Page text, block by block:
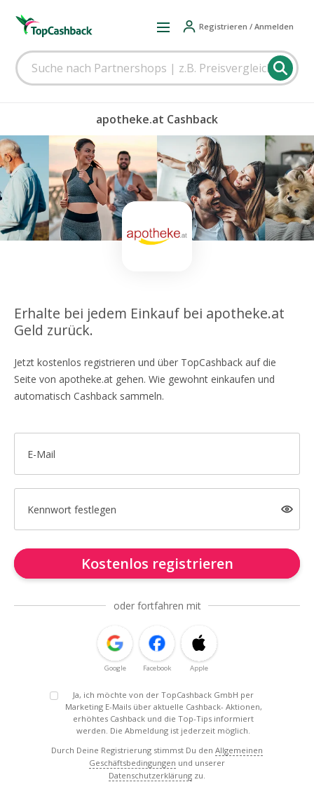
Registrieren / Anmelden
apotheke.at Cashback
Erhalte bei jedem Einkauf bei apotheke.at
Geld zurück.
Jetzt kostenlos registrieren und über TopCashback auf die
Seite von apotheke.at gehen. Wie gewohnt einkaufen und
automatisch Cashback sammeln.
E-Mail
Kennwort festlegen
Kostenlos registrieren
oder fortfahren mit
Google Facebook Apple
Ja, ich möchte von der TopCashback GmbH per
Marketing E-Mails über aktuelle Cashback- Aktionen,
erhöhtes Cashback und die Top-Tips informiert
werden. Die Abmeldung ist jederzeit möglich.
Durch Deine Registrierung stimmst Du den Allgemeinen
Geschäftsbedingungen und unserer
Datenschutzerklärung zu.